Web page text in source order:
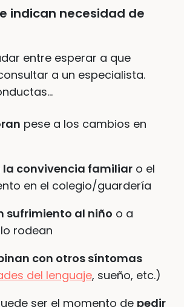
indican necesidad de
entre esperar a que
a un especialista.
pese a los cambios en
convivencia familiar o el
en el colegio/guardería
sufrimiento al niño o a
rodean
con otros síntomas
del lenguaje, sueño, etc.)
ser el momento de pedir